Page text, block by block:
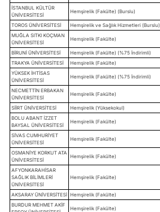
İSTANBUL KÜLTÜR
ÜNİVERSİTESİ
Hemşirelik (Fakülte) (Burslu)
TOROS ÜNİVERSİTESİ Hemşirelik ve Sağlık Hizmetleri (Burslu)
MUĞLA SITKI KOÇMAN
ÜNİVERSİTESİ
Hemşirelik (Fakülte)
BİRUNİ ÜNİVERSİTESİ Hemşirelik (Fakülte) (%75 İndirimli)
TRAKYA ÜNİVERSİTESİ
Hemşirelik (Fakülte)
YÜKSEK İHTİSAS
ÜNİVERSİTESİ
Hemşirelik (Fakülte) (%75 İndirimli)
NECMETTİN ERBAKAN
ÜNİVERSİTESİ
Hemşirelik (Fakülte)
SİİRT ÜNİVERSİTESİ Hemşirelik (Yüksekokul)
BOLU ABANT İZZET
BAYSAL ÜNİVERSİTESİ
Hemşirelik (Fakülte)
SİVAS CUMHURİYET
ÜNİVERSİTESİ
Hemşirelik (Fakülte)
OSMANİYE KORKUT ATA
ÜNİVERSİTESİ
Hemşirelik (Fakülte)
AFYONKARAHİSAR
SAĞLIK BİLİMLERİ
ÜNİVERSİTESİ
Hemşirelik (Fakülte)
AKSARAY ÜNİVERSİTESİ Hemşirelik (Fakülte)
BURDUR MEHMET AKİF
Hemşirelik (Fakülte)